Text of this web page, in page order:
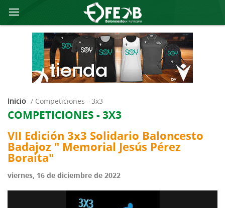
Inicio / competiciones - 3x3
COMPETICIONES - 3X3
VII Edición 3x3 Solidario Baloncesto
Badajoz " Memorial Jesús Pérez
Boraita"
viernes, 16 de diciembre de 2022